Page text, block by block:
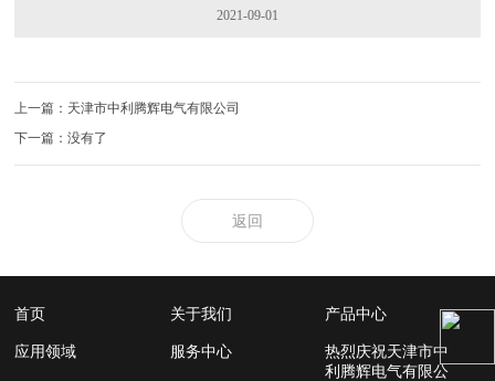
2021-09-01
上一篇：天津市中利腾辉电气有限公司
下一篇：没有了
返回
首页 关于我们 产品中心
应用领域 服务中心
热烈庆祝天津市中
利腾辉电气有限公